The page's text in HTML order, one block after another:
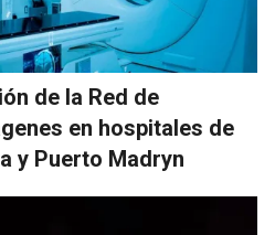
de la Red de
en hospitales de
y Puerto Madryn